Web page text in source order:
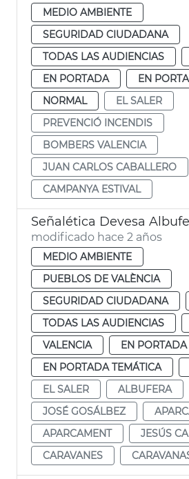
MEDIO AMBIENTE
SEGURIDAD CIUDADANA
TODAS LAS AUDIENCIAS
EN PORTADA
EN
NORMAL
EL SALER
PREVENCIÓ INCENDIS
BOMBERS VALENCIA
JUAN CARLOS CABALLERO
CAMPANYA ESTIVAL
Señalética Devesa
modificado hace 2 años
MEDIO AMBIENTE
PUEBLOS DE VALÈNCIA
SEGURIDAD CIUDADANA
TODAS LAS AUDIENCIAS
VALENCIA
EN PORTADA
EN PORTADA TEMÁTICA
EL SALER
ALBUFERA
JOSÉ GOSÁLBEZ
APARCAMENT
JESÚS
CARAVANES